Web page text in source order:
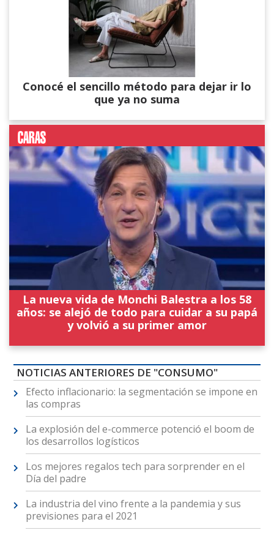
Conocé el sencillo método para dejar ir lo
que ya no suma
La nueva vida de Monchi Balestra a los 58
años: se alejó de todo para cuidar a su papá
y volvió a su primer amor
NOTICIAS ANTERIORES DE "CONSUMO"
Efecto inflacionario: la segmentación se impone en
las compras
La explosión del e-commerce potenció el boom de
los desarrollos logísticos
Los mejores regalos tech para sorprender en el
Día del padre
La industria del vino frente a la pandemia y sus
previsiones para el 2021